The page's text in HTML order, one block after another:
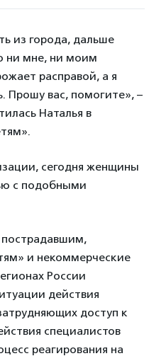
из города, дальше
ни мне, ни моим
расправой, а я
Прошу вас, помогите», –
Наталья в
сегодня женщины
с подобными
и некоммерческие
России
действия
доступ к
специалистов
реагирования на